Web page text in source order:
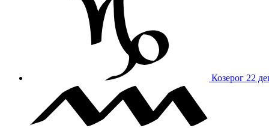
Козерог 22